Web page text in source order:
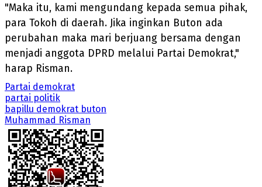
"Maka itu, kami mengundang kepada semua pihak,
para Tokoh di daerah. Jika inginkan Buton ada
perubahan maka mari berjuang bersama dengan
menjadi anggota DPRD melalui Partai Demokrat,"
harap Risman.
Partai demokrat
partai politik
bapillu demokrat buton
Muhammad Risman